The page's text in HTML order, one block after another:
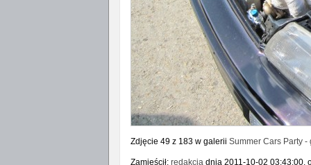
Zdjęcie 49 z 183 w galerii Summer Cars Party
Zamieścił: redakcjadnia 2011-10-02 03:43:00,